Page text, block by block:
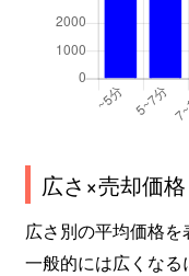
広さ×売却価格
広さ別の平均価格を
一般的には広くなる